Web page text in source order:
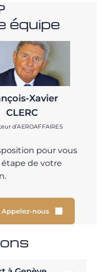
équipe
Xavier
CLERC
d’AEROAFFAIRES
pour vous
de votre
Appelez-nous